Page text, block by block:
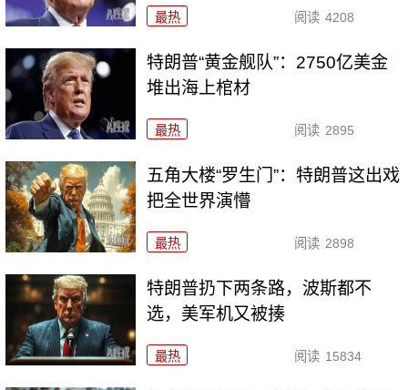
最热 阅读 4208
特朗普“黄金舰队”：2750亿美金
堆出海上棺材
最热 阅读 2895
五角大楼“罗生门”：特朗普这出戏
把全世界演懵
最热 阅读 2898
特朗普扔下两条路，波斯都不
选，美军机又被揍
最热 阅读 15834